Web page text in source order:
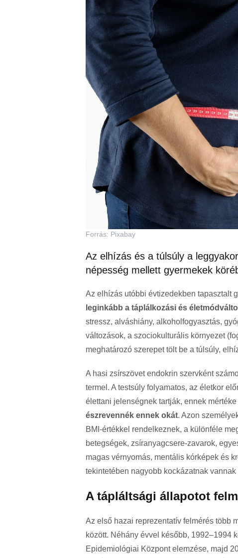
Forrás: Pixabay
Az elhízás és a túlsúly a
népesség mellett gyermekek
Az elhízás utóbbi évtizedekben tapasztalt
leginkább a táplálkozási és
stressz, alváshiány, alkoholfogyasztás,
változások, a szociokulturális környezet
meghatározó szerepet tölt be a túlsúly,
A hasi zsírszövet endokrin szervként
termel. A testsúly folyamatos, az életkor
élettani jelenségnek tartják, ennek mértéke
észrevennék ennek okát. Azon
BMI-értékkel rendelkeznek, a különféle
betegségek, zsíranyagcsere-zavarok,
magas vérnyomás, mentális kórképek és
tekintetében nagyobb kockázatnak vannak
A tápláltsági állapotot
Az első hazai reprezentatív felmérés több
között. Néhány évvel később, 1992–1994
Epidemiológiai Központ elemzése, majd